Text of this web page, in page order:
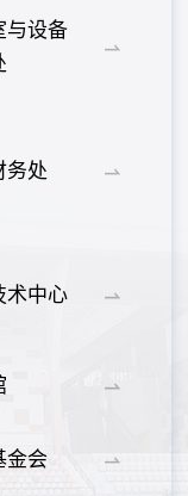
与设备
务处
术中心
金会